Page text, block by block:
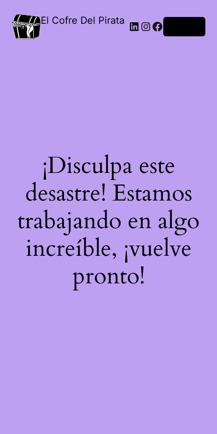
El Cofre Del Pirata LinkedIn
Instagram
Facebook
¡Disculpa este
desastre! Estamos
trabajando en algo
increíble, ¡vuelve
pronto!